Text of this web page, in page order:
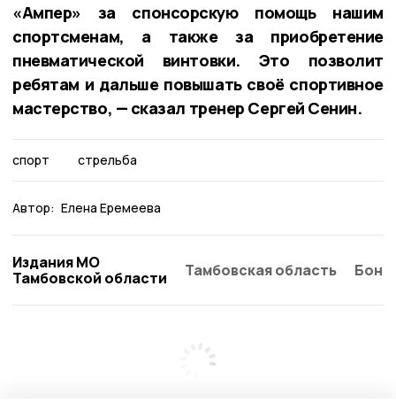
«Ампер» за спонсорскую помощь нашим
спортсменам, а также за приобретение
пневматической винтовки. Это позволит
ребятам и дальше повышать своё спортивное
мастерство, — сказал тренер Сергей Сенин.
спорт стрельба
Автор: Елена Еремеева
Издания МО
Тамбовской области
Тамбовская область